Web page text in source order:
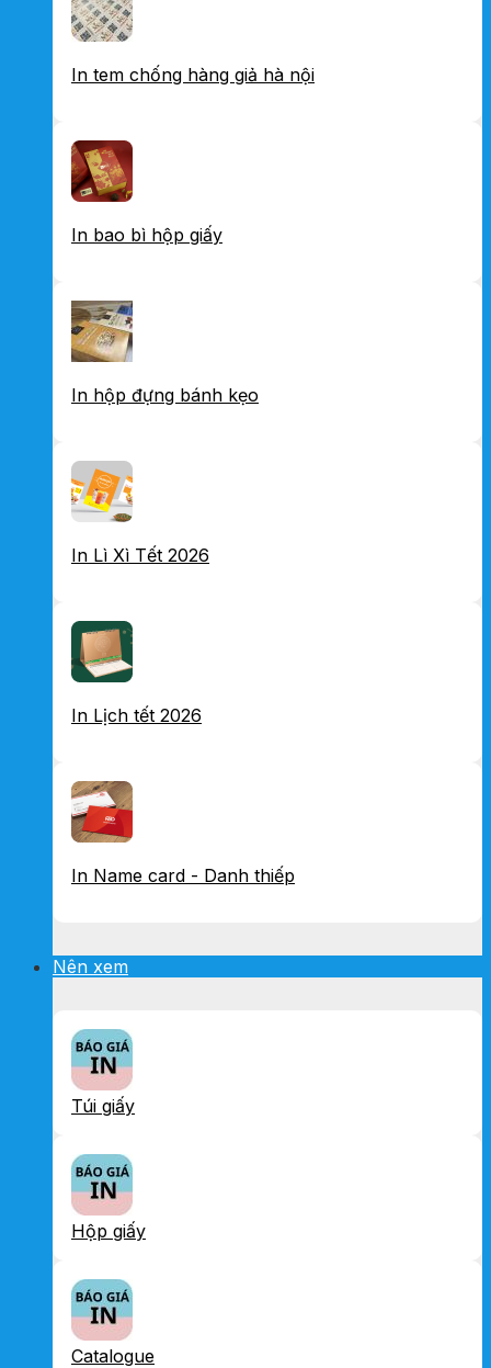
In tem chống hàng giả hà nội
In bao bì hộp giấy
In hộp đựng bánh kẹo
In Lì Xì Tết 2026
In Lịch tết 2026
In Name card - Danh thiếp
Nên xem
Túi giấy
Hộp giấy
Catalogue